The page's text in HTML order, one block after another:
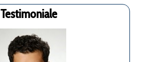
Testimoniale